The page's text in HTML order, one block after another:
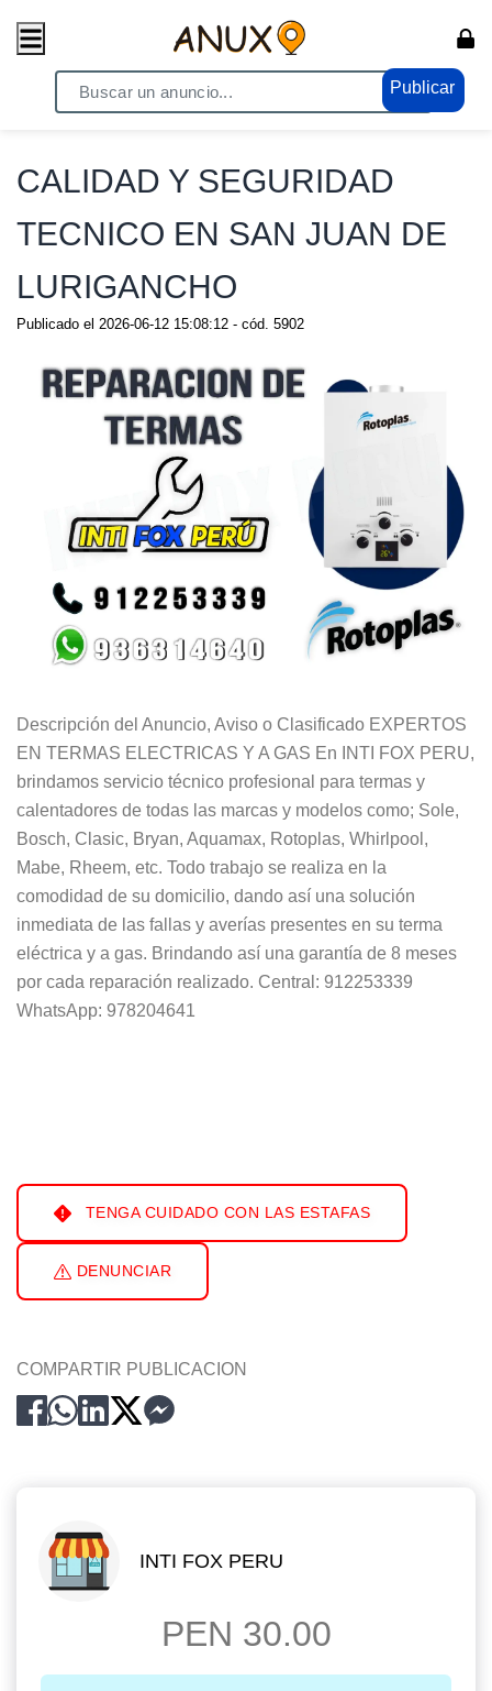
Publicar
/ Servicios / Servicios Generales
CALIDAD Y SEGURIDAD
TECNICO EN SAN JUAN DE
LURIGANCHO
Publicado el 2026-06-12 15:08:12 - cód. 5902
Descripción del Anuncio, Aviso o Clasificado EXPERTOS
EN TERMAS ELECTRICAS Y A GAS En INTI FOX PERU,
brindamos servicio técnico profesional para termas y
calentadores de todas las marcas y modelos como; Sole,
Bosch, Clasic, Bryan, Aquamax, Rotoplas, Whirlpool,
Mabe, Rheem, etc. Todo trabajo se realiza en la
comodidad de su domicilio, dando así una solución
inmediata de las fallas y averías presentes en su terma
eléctrica y a gas. Brindando así una garantía de 8 meses
por cada reparación realizado. Central: 912253339
WhatsApp: 978204641
TENGA CUIDADO CON LAS ESTAFAS
DENUNCIAR
COMPARTIR PUBLICACION
INTI FOX PERU
PEN 30.00